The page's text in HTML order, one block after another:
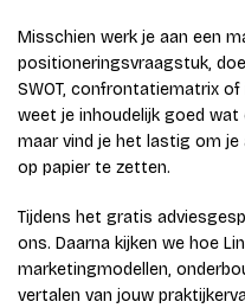
Misschien werk je aan een
positioneringsvraagstuk,
SWOT, confrontatiematrix
weet je inhoudelijk goed
maar vind je het lastig om je
op papier te zetten.
Tijdens het gratis
ons. Daarna kijken we hoe
marketingmodellen,
vertalen van jouw